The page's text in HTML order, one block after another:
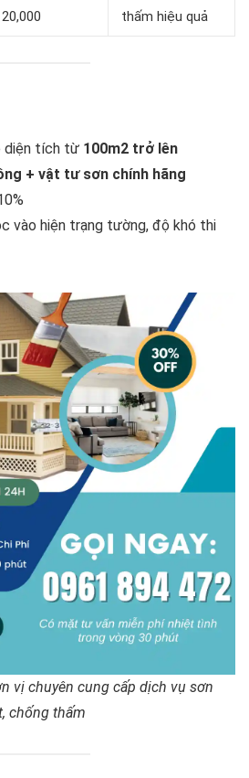
thấm hiệu quả
diện tích từ 100m2 trở lên
+ vật tư sơn chính hãng
vào hiện trạng tường, độ khó thi
vị chuyên cung cấp dịch vụ sơn
chống thấm